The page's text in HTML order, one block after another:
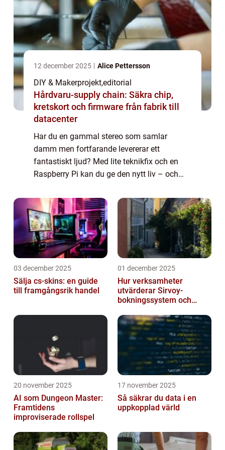
12 december 2025 Alice Pettersson
DIY & Makerprojekt,editorial
Hårdvaru-supply chain: Säkra chip,
kretskort och firmware från fabrik till
datacenter
Har du en gammal stereo som samlar
damm men fortfarande levererar ett
fantastiskt ljud? Med lite teknikfix och en
Raspberry Pi kan du ge den nytt liv – och
installera Spotify Connect kan ...
03 december 2025
Sälja cs-skins: en guide
till framgångsrik handel
01 december 2025
Hur verksamheter
utvärderar Sirvoy-
bokningssystem och
20 november 2025
AI som Dungeon Master:
Framtidens
improviserade rollspel
17 november 2025
Så säkrar du data i en
uppkopplad värld